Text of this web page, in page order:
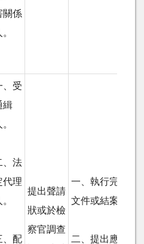
關係
。
、受
緝
。
、法
代理
。
、配
提出聲請
狀或於檢
察官調查
一、執行完畢之
文件或結案證明
二、提出應撤銷